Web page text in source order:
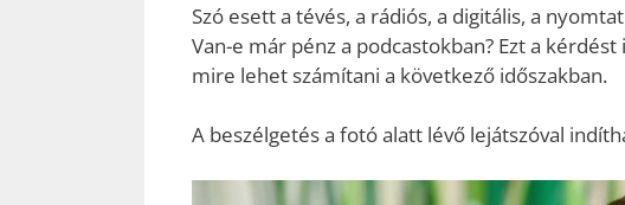
Szó esett a tévés, a rádiós, a digitális, a
Van-e már pénz a podcastokban? Ezt a
mire lehet számítani a következő időszakban.
A beszélgetés a fotó alatt lévő lejátszóval